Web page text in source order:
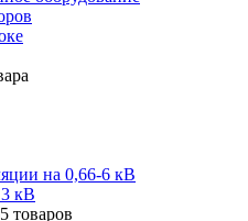
на 0,66-6 кВ
кВ
товаров